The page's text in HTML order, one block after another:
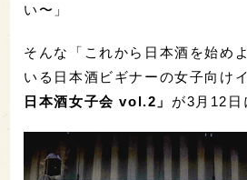
い〜」
そんな「これから日本酒を始め
いる日本酒ビギナーの女子向け
日本酒女子会 vol.2」 が3月12日